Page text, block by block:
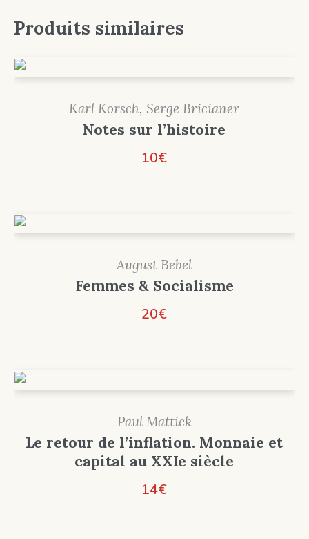
Produits similaires
Karl Korsch, Serge Bricianer
Notes sur l’histoire
10€
August Bebel
Femmes & Socialisme
20€
Paul Mattick
Le retour de l’inflation. Monnaie et
capital au XXIe siècle
14€